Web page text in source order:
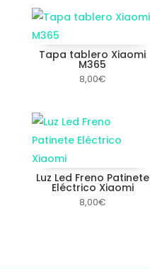
Tapa tablero Xiaomi
M365
8,00€
Luz Led Freno Patinete
Eléctrico Xiaomi
8,00€